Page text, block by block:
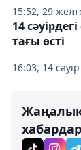
15:52, 29
16:03, 14
14
тағы өсті